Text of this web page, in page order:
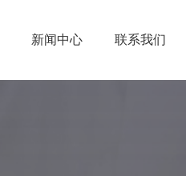
新闻中心 联系我们